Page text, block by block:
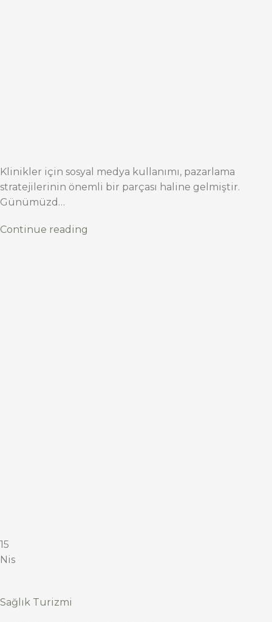
Klinikler için sosyal medya kullanımı, pazarlama
stratejilerinin önemli bir parçası haline gelmiştir.
Günümüzd…
Continue reading
15
Nis
Sağlık Turizmi